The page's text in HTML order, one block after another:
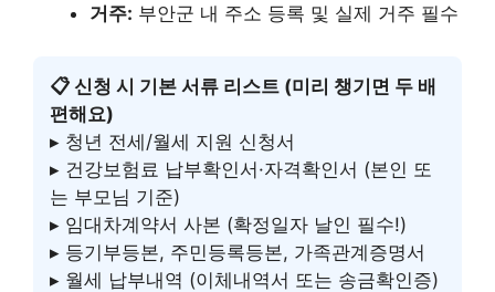
거주: 부안군 내 주소 등록 및 실제 거주 필수
📋 신청 시 기본 서류 리스트 (미리 챙기면 두 배
편해요)
▸ 청년 전세/월세 지원 신청서
▸ 건강보험료 납부확인서·자격확인서 (본인 또
는 부모님 기준)
▸ 임대차계약서 사본 (확정일자 날인 필수!)
▸ 등기부등본, 주민등록등본, 가족관계증명서
▸ 월세 납부내역 (이체내역서 또는 송금확인증)